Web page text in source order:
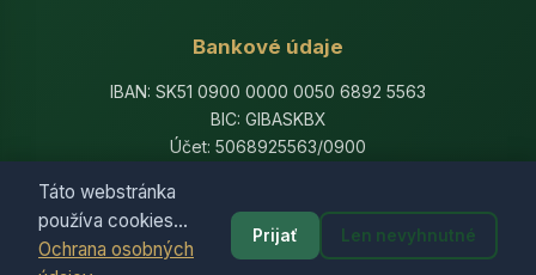
Táto webstránka
používa cookies...
Ochrana osobných
Prijať Len nevyhnutné
Bankové údaje
IBAN: SK51 0900 0000 0050 6892 5563
BIC: GIBASKBX
Účet: 5068925563/0900